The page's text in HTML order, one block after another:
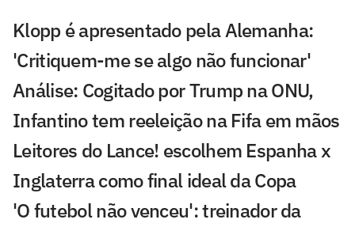
Klopp é apresentado pela Alemanha:
'Critiquem-me se algo não funcionar'
Análise: Cogitado por Trump na ONU,
Infantino tem reeleição na Fifa em mãos
Leitores do Lance! escolhem Espanha x
Inglaterra como final ideal da Copa
'O futebol não venceu': treinador da